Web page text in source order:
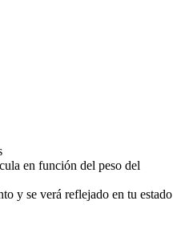
en función del peso del
y se verá reflejado en tu estado